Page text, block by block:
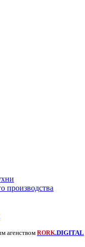
производства
агенством RORK.DIGITAL